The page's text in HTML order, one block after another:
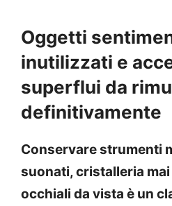
Oggetti
inutilizzati e
superflui da
definitivamente
Conservare strumenti
suonati, cristalleria
occhiali da vista è un